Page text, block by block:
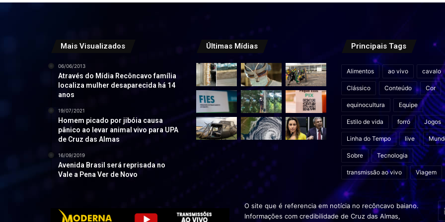
Mais Visualizados
06/06/2013
Através do Mídia Recôncavo família
localiza mulher desaparecida há 14
anos
19/07/2021
Homem picado por jibóia causa
pânico ao levar animal vivo para UPA
de Cruz das Almas
16/09/2019
Avenida Brasil será reprisada no
Vale a Pena Ver de Novo
Últimas Mídias Principais Tags
Alimentos ao vivo cavalo
Clássico Conteúdo Cor
equinocultura Equipe
Estilo de vida forró Jogos
Linha do Tempo live
Sobre Tecnologia
transmissão ao vivo Viagem
O site que é referencia em notícia no recôncavo baiano.
Informações com credibilidade de Cruz das Almas,